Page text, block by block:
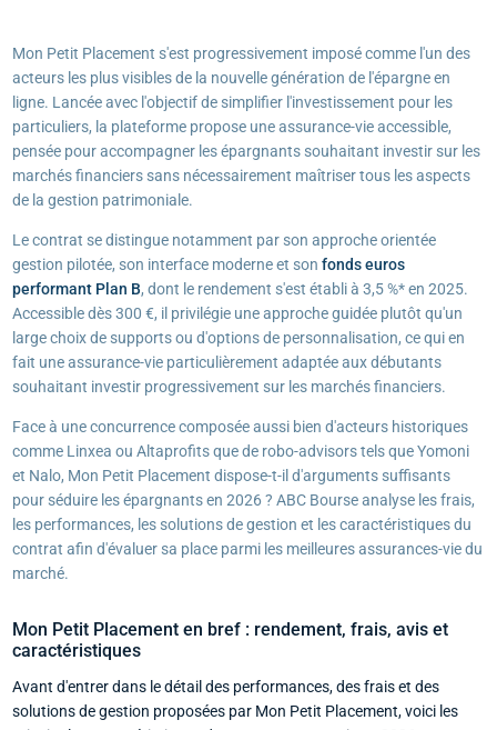
Mon Petit Placement s'est progressivement imposé comme l'un des
acteurs les plus visibles de la nouvelle génération de l'épargne en
ligne. Lancée avec l'objectif de simplifier l'investissement pour les
particuliers, la plateforme propose une assurance-vie accessible,
pensée pour accompagner les épargnants souhaitant investir sur les
marchés financiers sans nécessairement maîtriser tous les aspects
de la gestion patrimoniale.
Le contrat se distingue notamment par son approche orientée
gestion pilotée, son interface moderne et son fonds euros
performant Plan B, dont le rendement s'est établi à 3,5 %* en 2025.
Accessible dès 300 €, il privilégie une approche guidée plutôt qu'un
large choix de supports ou d'options de personnalisation, ce qui en
fait une assurance-vie particulièrement adaptée aux débutants
souhaitant investir progressivement sur les marchés financiers.
Face à une concurrence composée aussi bien d'acteurs historiques
comme Linxea ou Altaprofits que de robo-advisors tels que Yomoni
et Nalo, Mon Petit Placement dispose-t-il d'arguments suffisants
pour séduire les épargnants en 2026 ? ABC Bourse analyse les frais,
les performances, les solutions de gestion et les caractéristiques du
contrat afin d'évaluer sa place parmi les meilleures assurances-vie du
marché.
Mon Petit Placement en bref : rendement, frais, avis et
caractéristiques
Avant d'entrer dans le détail des performances, des frais et des
solutions de gestion proposées par Mon Petit Placement, voici les